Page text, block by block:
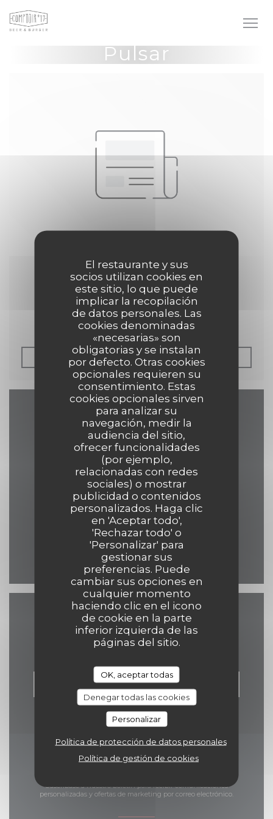
Personalización de sus opciones de cookies
El restaurante y sus
socios utilizan cookies en
este sitio, lo que puede
implicar la recopilación
de datos personales. Las
cookies denominadas
«necesarias» son
obligatorias y se instalan
por defecto. Otras cookies
opcionales requieren su
consentimiento. Estas
cookies opcionales sirven
para analizar su
navegación, medir la
audiencia del sitio,
ofrecer funcionalidades
(por ejemplo,
relacionadas con redes
sociales) o mostrar
publicidad o contenidos
personalizados. Haga clic
en 'Aceptar todo',
'Rechazar todo' o
'Personalizar' para
gestionar sus
preferencias. Puede
cambiar sus opciones en
cualquier momento
haciendo clic en el icono
de cookie en la parte
inferior izquierda de las
páginas del sitio.
OK, aceptar todas
Denegar todas las cookies
Personalizar
Política de protección de datos personales
Política de gestión de cookies
Pulsar
30/04/2019
Petit Futé 2019
LEA EL ARTICULO ((ABRE EN UNA
Mapa y Contacto
17 Grand Place 7500 Tournai
069 84 30 35
eelke.ashley@hotmail.com
Facebook ((abre en una
Contacto
RESERVAR UNA MESA
Manténgase al día
Suscríbase a nuestro boletín para recibir comunicaciones
personalizadas y ofertas de marketing por correo electrónico.